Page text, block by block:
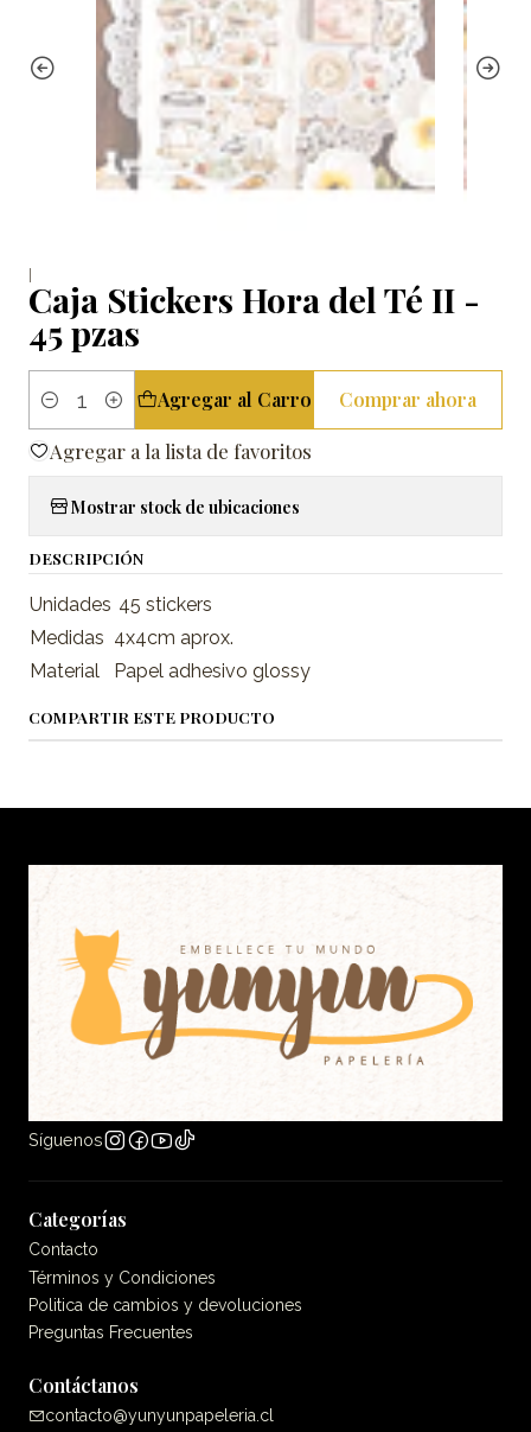
|
Caja Stickers Hora del Té II -
45 pzas
Cantidad
Agregar al Carro Comprar ahora
Agregar a la lista de favoritos
Mostrar stock de ubicaciones
DESCRIPCIÓN
Unidades 45 stickers
Medidas 4x4cm aprox.
Material
Papel adhesivo glossy
COMPARTIR ESTE PRODUCTO
Síguenos
Categorías
Contacto
Términos y Condiciones
Politica de cambios y devoluciones
Preguntas Frecuentes
Contáctanos
contacto@yunyunpapeleria.cl